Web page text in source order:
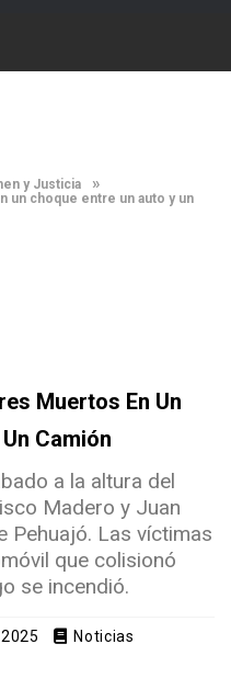
y Justicia »
un choque entre un auto y un
Muertos En Un
Camión
a la altura del
Madero y Juan
Pehuajó. Las víctimas
que colisionó
se incendió.
Noticias